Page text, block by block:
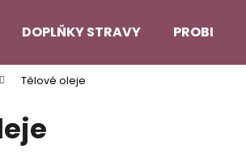
DOPLŇKY STRAVY
Tělové oleje
najít?